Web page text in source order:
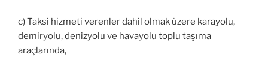
c) Taksi hizmeti verenler dahil olmak üzere karayolu,
demiryolu, denizyolu ve havayolu toplu taşıma
araçlarında,